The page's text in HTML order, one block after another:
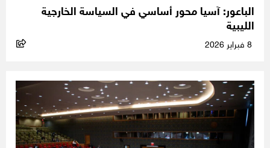
الباعور: آسيا محور أساسي في السياسة الخارجية
الليبية